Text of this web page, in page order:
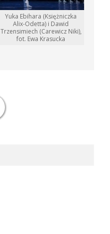
Yuka Ebihara (Księżniczka
Alix-Odetta) i Dawid
Trzensimiech (Carewicz Niki),
fot. Ewa Krasucka